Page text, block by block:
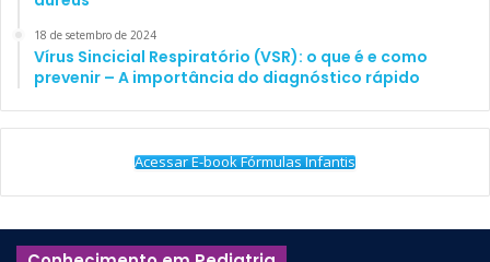
18 de setembro de 2024
Vírus Sincicial Respiratório (VSR): o que é e como
prevenir – A importância do diagnóstico rápido
Acessar E-book Fórmulas Infantis